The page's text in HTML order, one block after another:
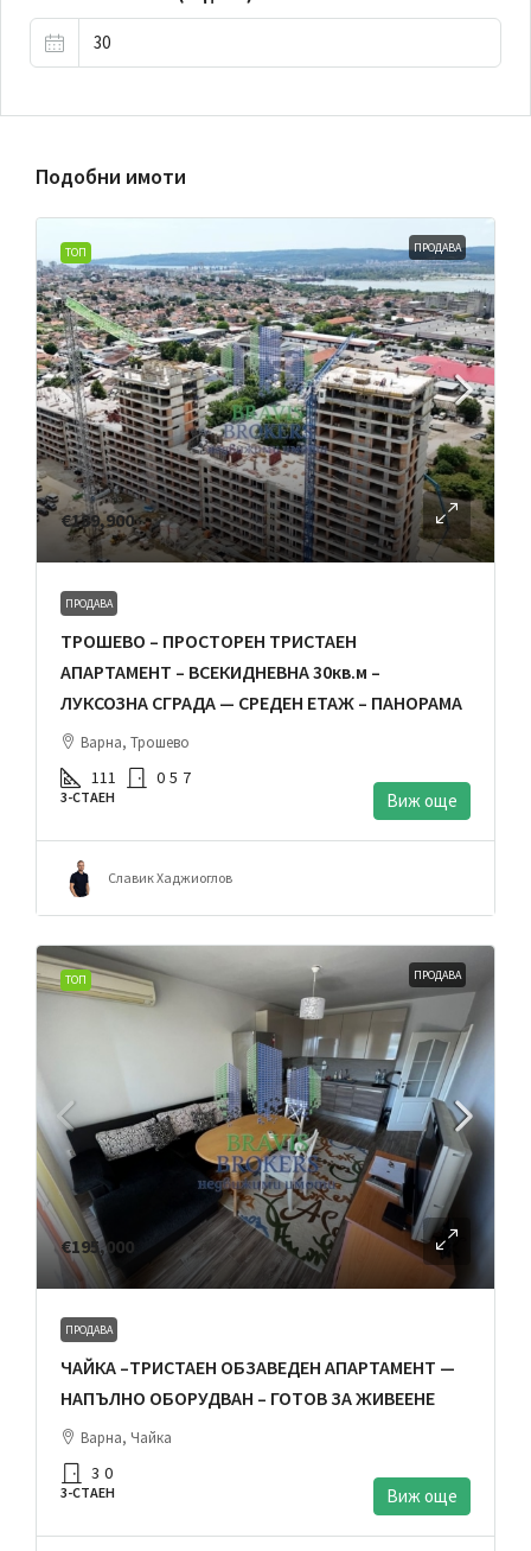
Подобни имоти
ТОП ПРОДАВА
€189,900
ПРОДАВА
ТРОШЕВО – ПРОСТОРЕН ТРИСТАЕН
АПАРТАМЕНТ – ВСЕКИДНЕВНА 30кв.м –
ЛУКСОЗНА СГРАДА — СРЕДЕН ЕТАЖ – ПАНОРАМА
Варна, Трошево
111 0 5 7
3-СТАЕН Виж още
Славик Хаджиоглов
ТОП ПРОДАВА
€195,000
ПРОДАВА
ЧАЙКА –ТРИСТАЕН ОБЗАВЕДЕН АПАРТАМЕНТ —
НАПЪЛНО ОБОРУДВАН – ГОТОВ ЗА ЖИВЕЕНЕ
Варна, Чайка
3 0
3-СТАЕН Виж още